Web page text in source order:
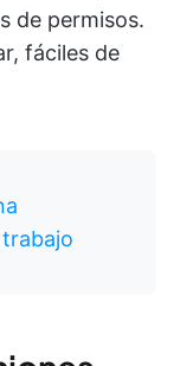
de permisos.
fáciles de